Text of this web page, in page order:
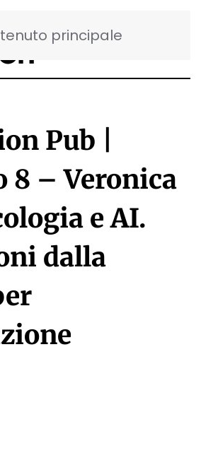
principale
Pub |
8 – Veronica
e AI.
dalla